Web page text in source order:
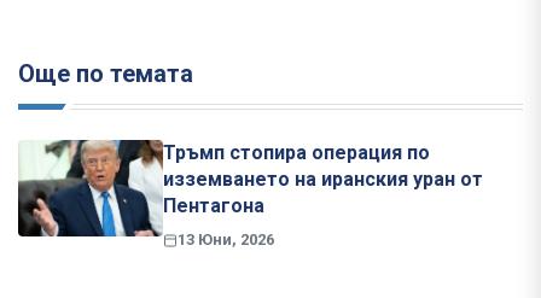
Още по темата
Тръмп стопира операция по
изземването на иранския уран от
Пентагона
13 Юни, 2026